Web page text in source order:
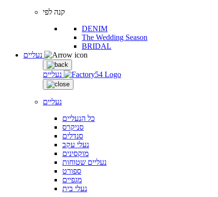
קנה לפי
DENIM
The Wedding Season
BRIDAL
נעליים
נעליים
כל הנעליים
סניקרס
סנדלים
נעלי עקב
מוקסינים
נעליים שטוחות
ספורט
מגפיים
נעלי בית